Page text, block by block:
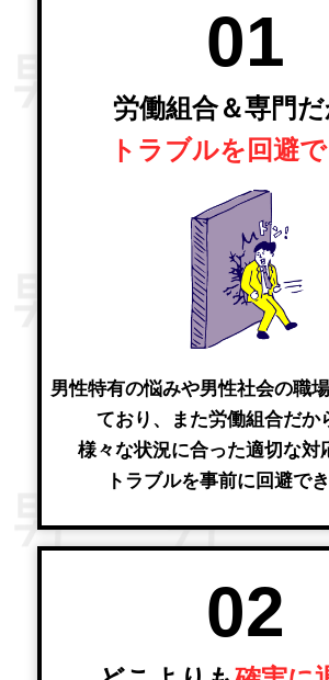
01
労働組合＆専門
トラブルを回避
男性特有の悩みや男性社会の職
ており、また労働組合だか
様々な状況に合った適切な対
トラブルを事前に回避でき
02